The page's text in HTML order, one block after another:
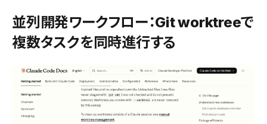
並列開発ワークフロー：Git worktreeで
複数タスクを同時進行する